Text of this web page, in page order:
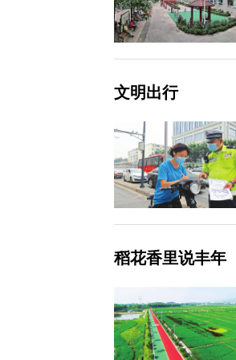
文明出行
稻花香里说丰年